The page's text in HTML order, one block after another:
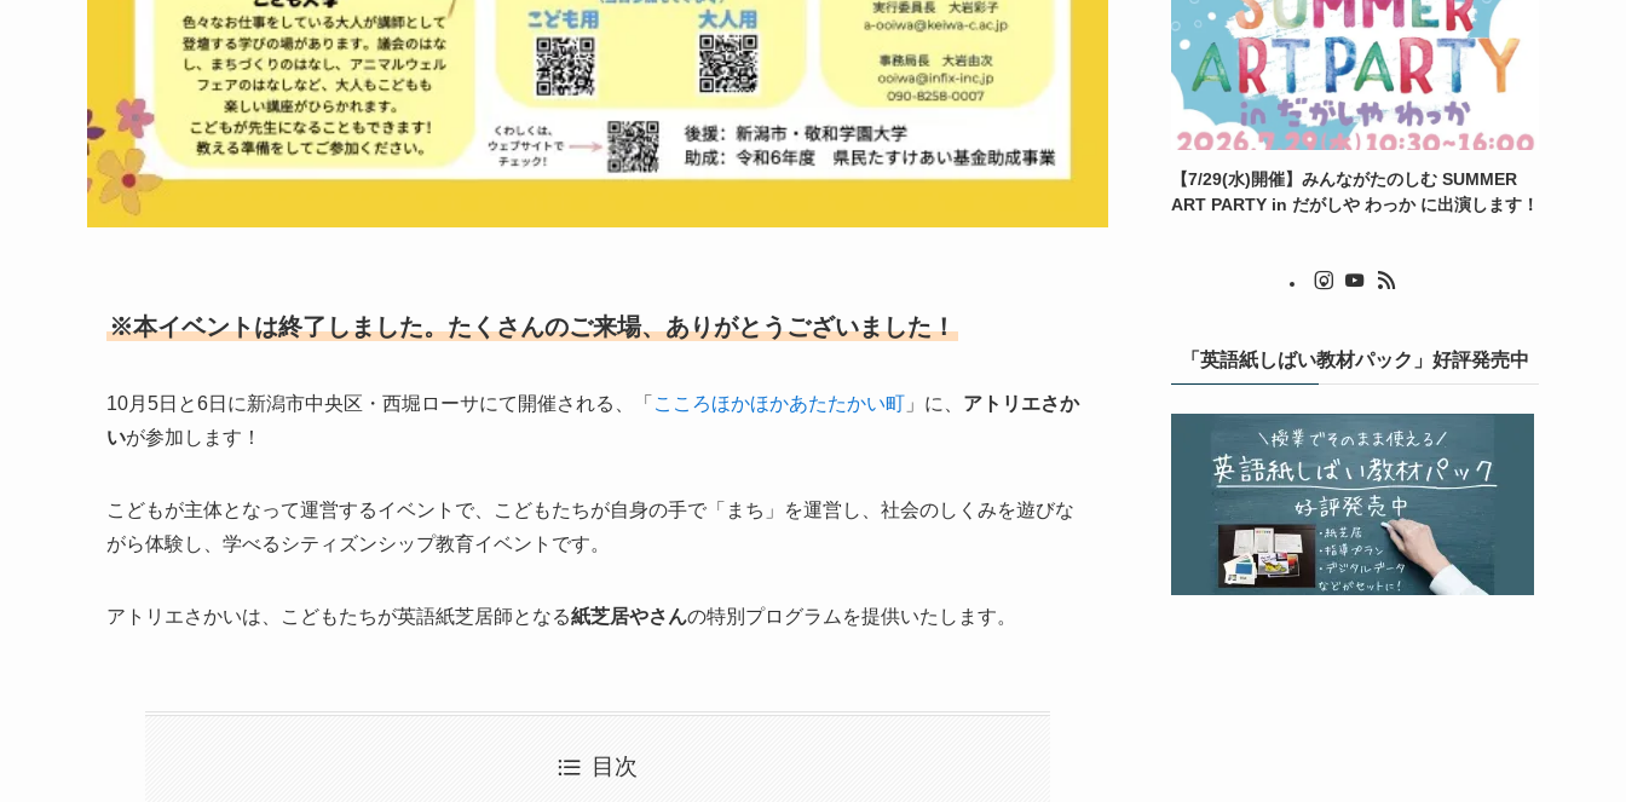
※本イベントは終了しました。たくさんのご来場、ありがとうございました！
10月5日と6日に新潟市中央区・西堀ローサにて開催される、「 こころほかほかあたたかい町 」に、 アトリエさか
いが参加します！
こどもが主体となって運営するイベントで、こどもたちが自身の手で「まち」を運営し、社会のしくみを遊びな
がら体験し、学べるシティズンシップ教育イベントです。
アトリエさかいは、こどもたちが英語紙芝居師となる紙芝居やさんの特別プログラムを提供いたします。
目次
【7/29(水)開催】みんながたのしむ SUMMER
ART PARTY in だがしや わっか に出演します！
「英語紙しばい教材パック」好評発売中